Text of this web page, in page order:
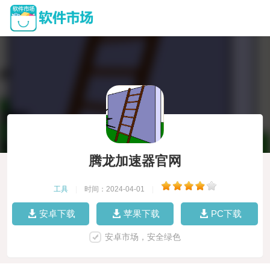
腾龙加速器官网
工具 时间：2024-04-01
安卓下载 苹果下载 PC下载
安卓市场，安全绿色